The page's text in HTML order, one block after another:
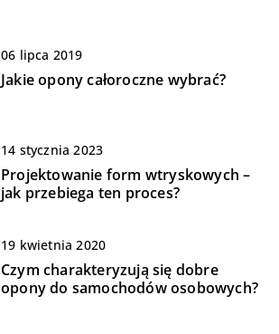
06 lipca 2019
Jakie opony całoroczne wybrać?
14 stycznia 2023
Projektowanie form wtryskowych –
jak przebiega ten proces?
19 kwietnia 2020
Czym charakteryzują się dobre
opony do samochodów osobowych?